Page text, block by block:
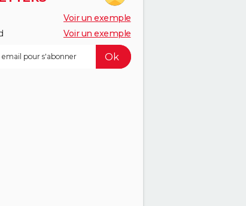
Voir un exemple
Voir un exemple